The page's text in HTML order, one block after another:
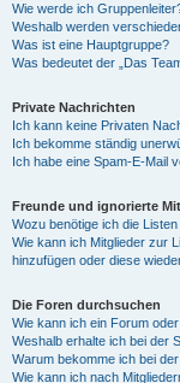
Wie werde ich
Weshalb werden
Was ist eine Hauptgruppe?
Was bedeutet der „Das
Private Nachrichten
Ich kann keine Privaten
Ich bekomme ständig
Ich habe eine Spam-E-Mail
Freunde und ignorierte
Wozu benötige ich die
Wie kann ich Mitglieder zur
hinzufügen oder diese
Die Foren durchsuchen
Wie kann ich ein Forum
Weshalb erhalte ich bei der
Warum bekomme ich bei
Wie kann ich nach